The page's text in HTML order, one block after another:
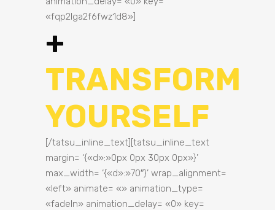
«fqp2lga2f6fwz1d8»]
+
TRANSFORM
YOURSELF
[/tatsu_inline_text][tatsu_inline_text
margin= ‘{«d»:»0px 0px 30px 0px»}’
max_width= ‘{«d»:»70″}’ wrap_alignment=
«left» animate= «» animation_type=
«fadeIn» animation_delay= «0» key=